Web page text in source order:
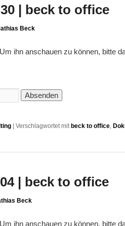
| beck to office
Beck
ihn anschauen zu können, bitte
| Verschlagwortet mit beck to office
| beck to office
Beck
ihn anschauen zu können, bitte